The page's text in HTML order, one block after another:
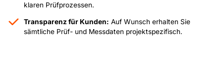
klaren Prüfprozessen.
Transparenz für Kunden: Auf Wunsch erhalten Sie
sämtliche Prüf- und Messdaten projektspezifisch.